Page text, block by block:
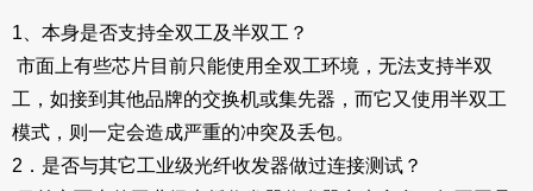
1、本身是否支持全双工及半双工？
市面上有些芯片目前只能使用全双工环境，无法支持半双
工，如接到其他品牌的交换机或集先器，而它又使用半双工
模式，则一定会造成严重的冲突及丢包。
2．是否与其它工业级光纤收发器做过连接测试？